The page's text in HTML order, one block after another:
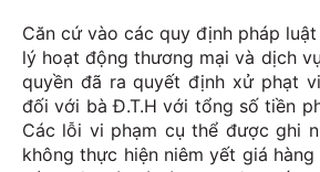
Căn cứ vào các quy định pháp
lý hoạt động thương mại và dịch
quyền đã ra quyết định xử phạt
đối với bà Đ.T.H với tổng số tiền
Các lỗi vi phạm cụ thể được ghi
không thực hiện niêm yết giá